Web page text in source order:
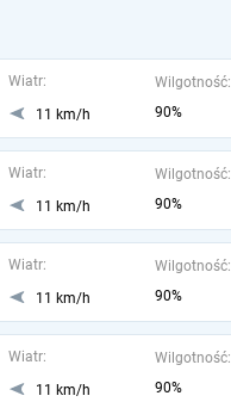
Wiatr:
11 km/h
Wilgotność:
90%
Wiatr:
11 km/h
Wilgotność:
90%
Wiatr:
11 km/h
Wilgotność:
90%
Wiatr:
11 km/h
Wilgotność:
90%